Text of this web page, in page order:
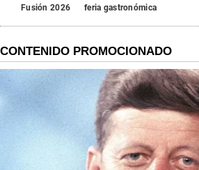
Fusión 2026 feria gastronómica